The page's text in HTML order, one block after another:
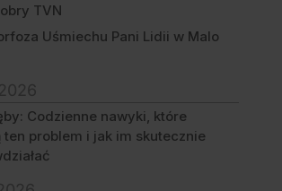
TVN
Uśmiechu Pani Lidii w Malo
Codzienne nawyki, które
ten problem i jak im skutecznie